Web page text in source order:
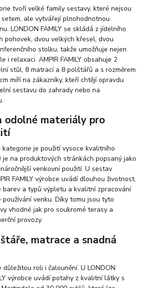
tvoří velké family sestavy, které nejsou
ale vytvářejí plnohodnotnou
LONDON FAMILY se skládá z jídelního
pohovek, dvou velkých křesel, dvou
stolku, takže umožňuje nejen
i relaxaci. AMPIR FAMILY obsahuje 2
stůl, 8 matrací a 8 polštářů a s rozměrem
míří na zákazníky, kteří chtějí opravdu
sestavu do zahrady nebo na
odolné materiály pro
je použití vysoce kvalitního
na produktových stránkách popsaný jako
venkovní použití. U sestav
FAMILY výrobce uvádí dlouhou životnost,
barev a typů výpletu a kvalitní zpracování
venku. Díky tomu jsou tyto
vhodné jak pro soukromé terasy a
provozy.
matrace a snadná
roli i čalounění. U LONDON
výrobce uvádí potahy z kvalitní látky s